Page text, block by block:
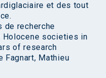
et des tout
de recherche
Holocene societies in
of research
Fagnart, Mathieu